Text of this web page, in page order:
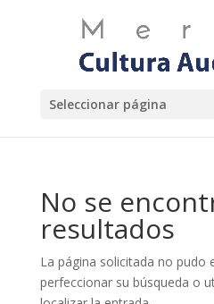
Seleccionar página
No se
resultados
La página solicitada no pudo
perfeccionar su búsqueda o